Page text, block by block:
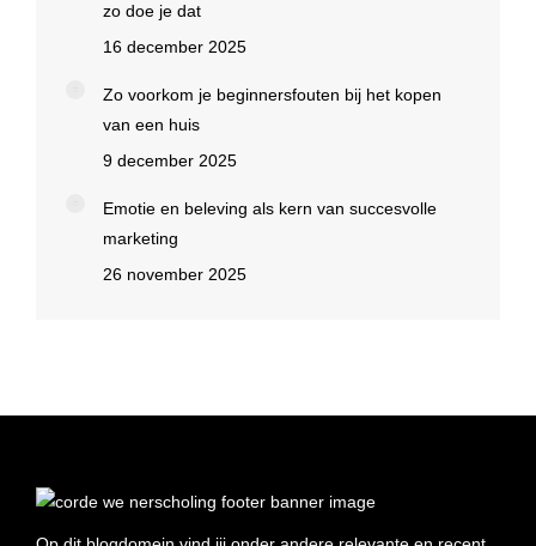
zo doe je dat
16 december 2025
Zo voorkom je beginnersfouten bij het kopen
van een huis
9 december 2025
Emotie en beleving als kern van succesvolle
marketing
26 november 2025